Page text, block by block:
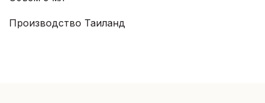
Производство Таиланд